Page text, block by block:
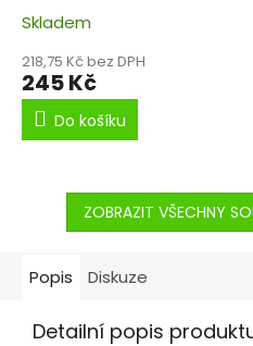
ořechu
Skladem
218,75 Kč bez DPH
245 Kč
Do košíku
ZOBRAZIT VŠECHNY
Popis Diskuze
Detailní popis